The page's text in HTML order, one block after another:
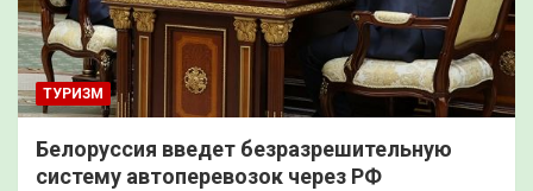
ТУРИЗМ
Белоруссия введет безразрешительную
систему автоперевозок через РФ